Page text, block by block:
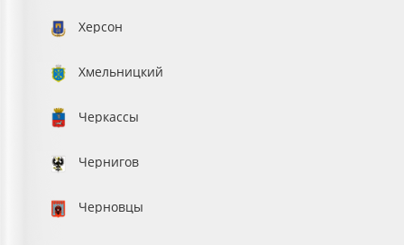
Херсон
Хмельницкий
Черкассы
Чернигов
Черновцы